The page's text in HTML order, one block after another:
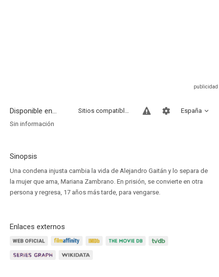
Disponible en... España
Sitios compatibles
Sin información
Sinopsis
Una condena injusta cambia la vida de Alejandro Gaitán y lo separa de
la mujer que ama, Mariana Zambrano. En prisión, se convierte en otra
persona y regresa, 17 años más tarde, para vengarse.
Enlaces externos